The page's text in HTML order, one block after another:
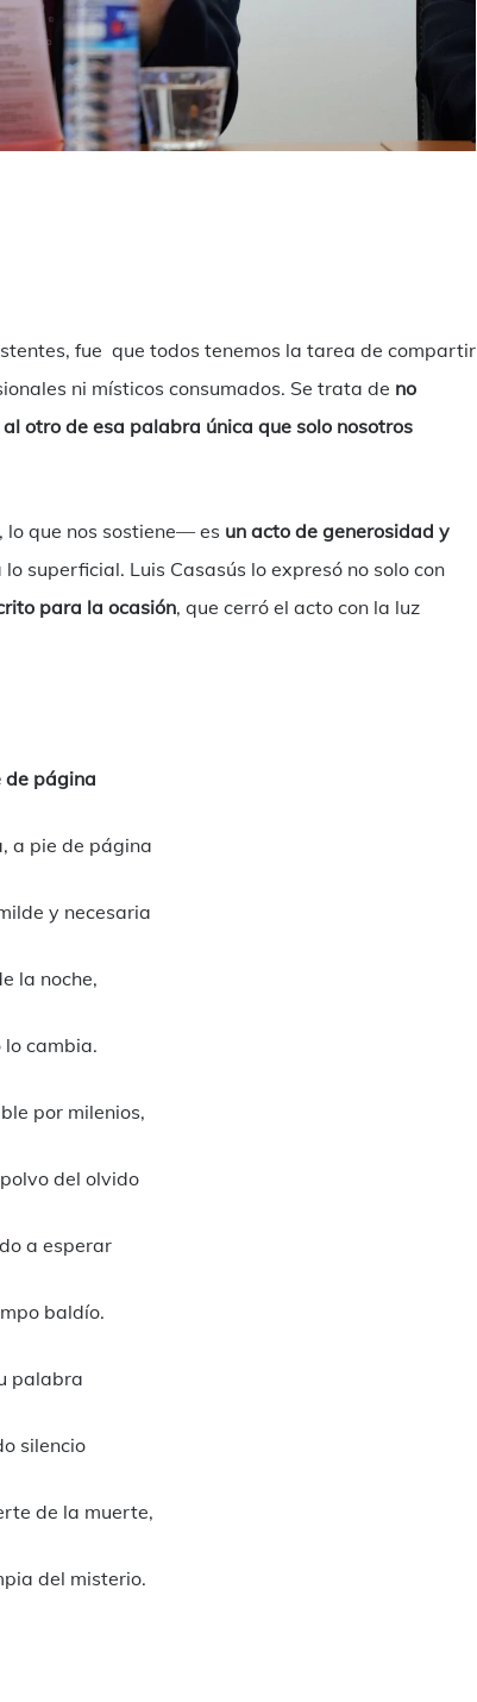
fue que todos tenemos la tarea de compartir
ni místicos consumados. Se trata de no
otro de esa palabra única que solo nosotros
que nos sostiene— es un acto de generosidad y
superficial. Luis Casasús lo expresó no solo con
para la ocasión, que cerró el acto con la luz
de página
a pie de página
y necesaria
la noche,
cambia.
por milenios,
del olvido
a esperar
baldío.
palabra
silencio
de la muerte,
del misterio.